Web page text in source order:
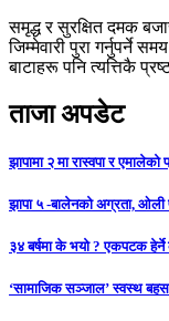
समृद्ध र सुरक्षित दमक
जिम्मेवारी पुरा गर्नुपर्ने
बाटाहरू पनि त्यत्तिकै
ताजा अपडेट
झापामा २ मा रास्वपा र एमालेको
झापा ५ -बालेनको अग्रता, ओली
३४ बर्षमा के भयो ? एकपटक हेर्ने
‘सामाजिक सञ्जाल’ स्वस्थ